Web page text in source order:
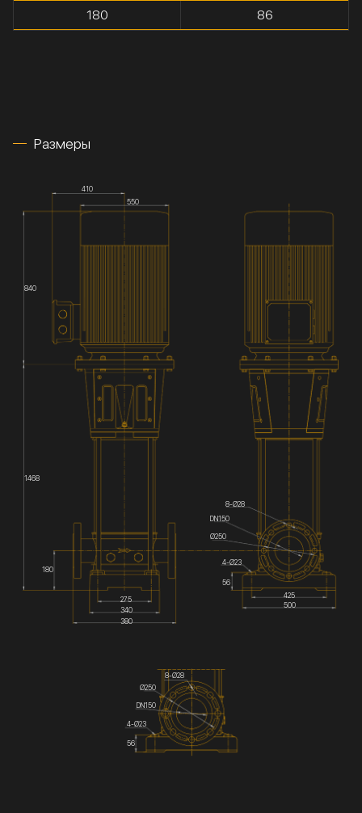
180
86
Размеры
DN150
410
550
840
1468
180
275
340
380
425
500
56
4-Ø23
Ø250
8-Ø28
DN150
8-Ø28
Ø250
4-Ø23
56